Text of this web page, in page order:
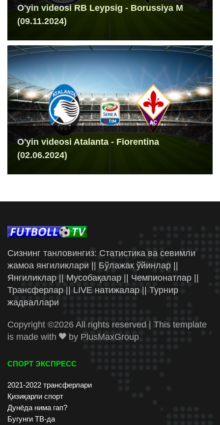
O'yin videosi RB Leypsig - Borussiya M
(09.11.2024)
O'yin videosi Atalanta - Fiorentina
(02.06.2024)
Сизнинг танловингиз: Статистика ва севимли
жамоа янгиликлари || Бўлажак ўйинлар ||
Янгиликлар || Мусобақалар || Чемпионатлар ||
Трансферлар || LIVE натижалар || Турнир
жадваллари
Copyright ©2026 All rights reserved | This template
is made with
by PlusMaxGroup
СПОРТ ЭКСПРЕСС
2021-2022 трансферлари
Қизиқарли спорт
Дунёда нима гап?
Бугунги ТВ-да